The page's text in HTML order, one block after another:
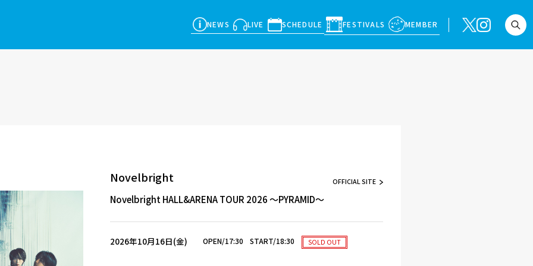
NEWS LIVE SCHEDULE FESTIVALS MEMBER
Novelbright OFFICIAL SITE
Novelbright HALL&ARENA TOUR 2026 〜PYRAMID〜
2026年10月16日(金) OPEN/17:30 START/18:30 SOLD OUT